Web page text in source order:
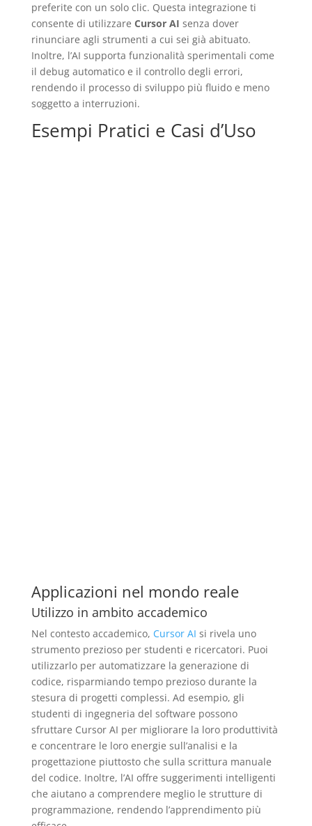
preferite con un solo clic. Questa integrazione ti
consente di utilizzare Cursor AI senza dover
rinunciare agli strumenti a cui sei già abituato.
Inoltre, l’AI supporta funzionalità sperimentali come
il debug automatico e il controllo degli errori,
rendendo il processo di sviluppo più fluido e meno
soggetto a interruzioni.
Esempi Pratici e Casi d’Uso
Applicazioni nel mondo reale
Utilizzo in ambito accademico
Nel contesto accademico, Cursor AI si rivela uno
strumento prezioso per studenti e ricercatori. Puoi
utilizzarlo per automatizzare la generazione di
codice, risparmiando tempo prezioso durante la
stesura di progetti complessi. Ad esempio, gli
studenti di ingegneria del software possono
sfruttare Cursor AI per migliorare la loro produttività
e concentrare le loro energie sull’analisi e la
progettazione piuttosto che sulla scrittura manuale
del codice. Inoltre, l’AI offre suggerimenti intelligenti
che aiutano a comprendere meglio le strutture di
programmazione, rendendo l’apprendimento più